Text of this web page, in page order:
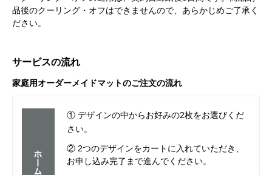
品後のクーリング・オフはできませんので、あらかじめご了承く
ださい。
サービスの流れ
家庭用オーダーメイドマットのご注文の流れ
① デザインの中からお好みの2枚をお選びくだ
さい。
② 2つのデザインをカートに入れていただき、
お申し込み完了まで進んでください。